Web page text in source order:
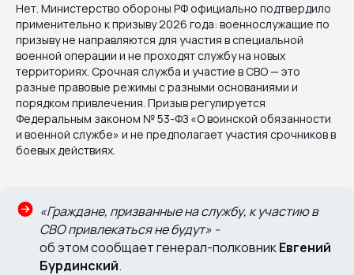
Нет. Министерство обороны РФ официально подтвердило
применительно к призыву 2026 года: военнослужащие по
призыву не направляются для участия в специальной
военной операции и не проходят службу на новых
территориях. Срочная служба и участие в СВО — это
разные правовые режимы с разными основаниями и
порядком привлечения. Призыв регулируется
Федеральным законом № 53-ФЗ «О воинской обязанности
и военной службе» и не предполагает участия срочников в
боевых действиях.
«Граждане, призванные на службу, к участию в
СВО привлекаться не будут» -
об этом сообщает генерал-полковникЕвгений
Бурдинский.